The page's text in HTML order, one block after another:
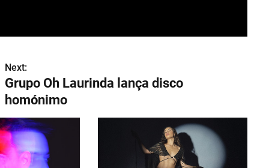
Next:
Grupo Oh Laurinda lança disco
homónimo